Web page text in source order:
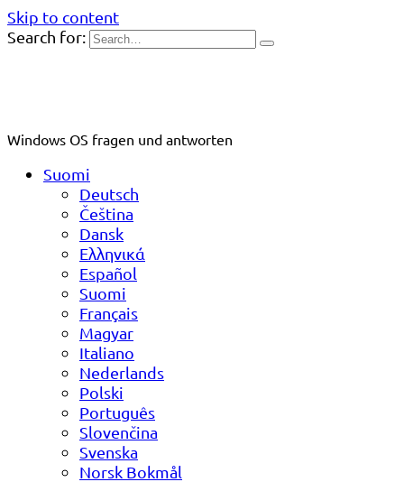
Skip to content
Search for:
Windows OS fragen und antworten
Suomi
Deutsch
Čeština
Dansk
Ελληνικά
Español
Suomi
Français
Magyar
Italiano
Nederlands
Polski
Português
Slovenčina
Svenska
Norsk Bokmål